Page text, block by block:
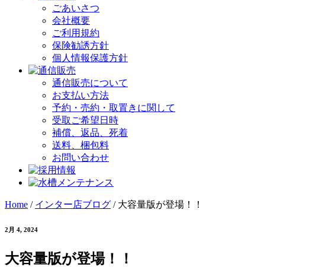
ごあいさつ
会社概要
ご利用規約
保険勧誘方針
個人情報保護方針
通信販売について
お支払い方法
予約・売約・取置きに関して
受取ご希望日時
補償、返品、死着
送料、梱包料
お問い合わせ
Home / インター店ブログ / 大容量版が登場！！
2月 4, 2024
大容量版が登場！！